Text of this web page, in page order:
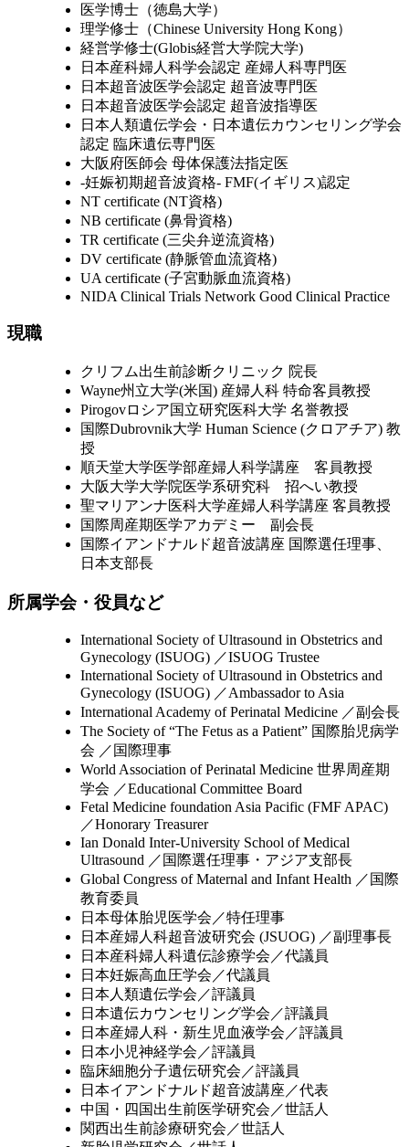
医学博士（徳島大学）
理学修士（Chinese University Hong Kong）
経営学修士(Globis経営大学院大学)
日本産科婦人科学会認定 産婦人科専門医
日本超音波医学会認定 超音波専門医
日本超音波医学会認定 超音波指導医
日本人類遺伝学会・日本遺伝カウンセリング学会
認定 臨床遺伝専門医
大阪府医師会 母体保護法指定医
-妊娠初期超音波資格- FMF(イギリス)認定
NT certificate (NT資格)
NB certificate (鼻骨資格)
TR certificate (三尖弁逆流資格)
DV certificate (静脈管血流資格)
UA certificate (子宮動脈血流資格)
NIDA Clinical Trials Network Good Clinical Practice
現職
クリフム出生前診断クリニック 院長
Wayne州立大学(米国) 産婦人科 特命客員教授
Pirogovロシア国立研究医科大学 名誉教授
国際Dubrovnik大学 Human Science (クロアチア) 教
授
順天堂大学医学部産婦人科学講座 客員教授
大阪大学大学院医学系研究科 招へい教授
聖マリアンナ医科大学産婦人科学講座 客員教授
国際周産期医学アカデミー 副会長
国際イアンドナルド超音波講座 国際選任理事、
日本支部長
所属学会・役員など
International Society of Ultrasound in Obstetrics and
Gynecology (ISUOG) ／ISUOG Trustee
International Society of Ultrasound in Obstetrics and
Gynecology (ISUOG) ／Ambassador to Asia
International Academy of Perinatal Medicine ／副会長
The Society of “The Fetus as a Patient” 国際胎児病学
会 ／国際理事
World Association of Perinatal Medicine 世界周産期
学会 ／Educational Committee Board
Fetal Medicine foundation Asia Pacific (FMF APAC)
／Honorary Treasurer
Ian Donald Inter-University School of Medical
Ultrasound ／国際選任理事・アジア支部長
Global Congress of Maternal and Infant Health ／国際
教育委員
日本母体胎児医学会／特任理事
日本産婦人科超音波研究会 (JSUOG) ／副理事長
日本産科婦人科遺伝診療学会／代議員
日本妊娠高血圧学会／代議員
日本人類遺伝学会／評議員
日本遺伝カウンセリング学会／評議員
日本産婦人科・新生児血液学会／評議員
日本小児神経学会／評議員
臨床細胞分子遺伝研究会／評議員
日本イアンドナルド超音波講座／代表
中国・四国出生前医学研究会／世話人
関西出生前診療研究会／世話人